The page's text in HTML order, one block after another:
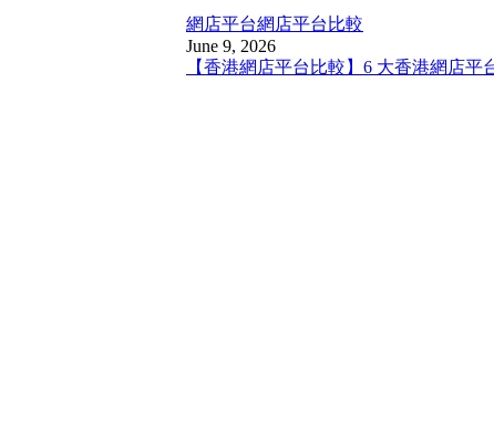
網店平台網店平台比較
June 9, 2026
【香港網店平台比較】6 大香港網店平